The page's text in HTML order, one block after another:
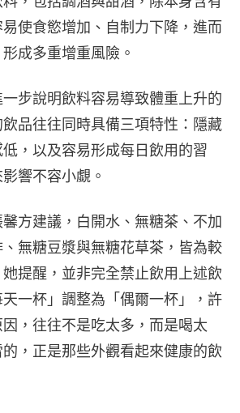
使食慾增加、自制力下降，進而
成多重增重風險。
步說明飲料容易導致體重上升的
品往往同時具備三項特性：隱藏
，以及容易形成每日飲用的習
響不容小覷。
方建議，白開水、無糖茶、不加
無糖豆漿與無糖花草茶，皆為較
提醒，並非完全禁止飲用上述飲
一杯」調整為「偶爾一杯」，許
，往往不是吃太多，而是喝太
，正是那些外觀看起來健康的飲